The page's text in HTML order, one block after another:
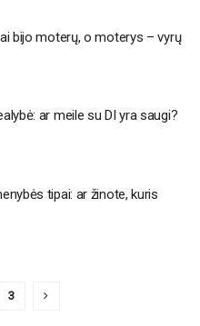
bijo moterų, o moterys – vyrų
ar meile su DI yra saugi?
tipai: ar žinote, kuris
3